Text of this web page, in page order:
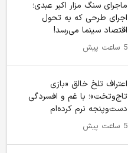
ماجرای سنگ مزار اکبر عبدی؛
اجرای طرحی که به تحول
اقتصاد سینما می‌رسد!
5 ساعت پیش
اعتراف تلخ خالق «بازی
تاج‌وتخت»؛ با غم و افسردگی
دست‌وپنجه نرم کرده‌ام
5 ساعت پیش